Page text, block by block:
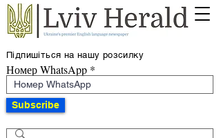
Підпишіться на нашу розсилку
Номер WhatsApp
Subscribe